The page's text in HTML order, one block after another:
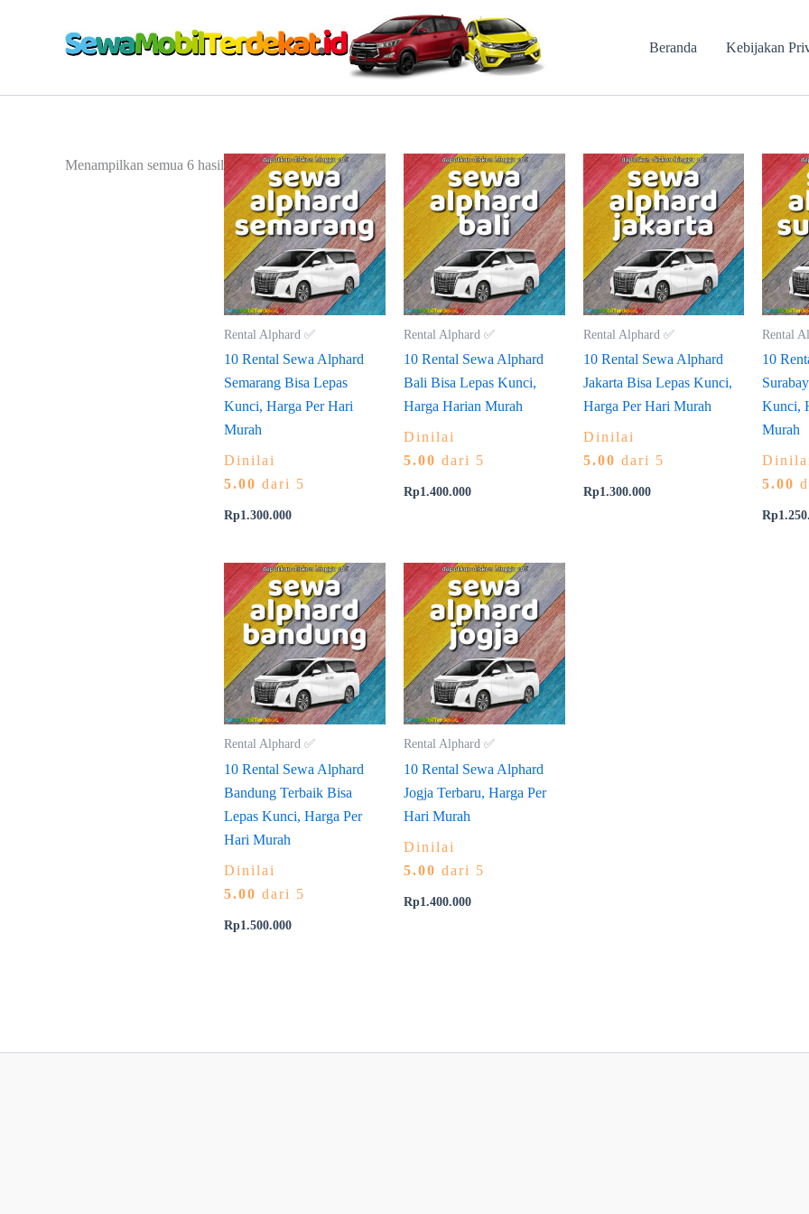
Beranda Kebijakan
Menampilkan semua 6 hasil Diurutkan
menurut
yang
terbaru
Rental Alphard ✅
10 Rental Sewa Alphard
Semarang Bisa Lepas
Kunci, Harga Per Hari
Murah
Dinilai
5.00 dari 5
Rp1.300.000
Rental Alphard ✅
10 Rental Sewa Alphard
Bali Bisa Lepas Kunci,
Harga Harian Murah
Dinilai
5.00 dari 5
Rp1.400.000
Rental Alphard ✅
10 Rental Sewa Alphard
Jakarta Bisa Lepas Kunci,
Harga Per Hari Murah
Dinilai
5.00 dari 5
Rp1.300.000
Rental
10
Kunci,
Murah
5.00
Rp
Rental Alphard ✅
10 Rental Sewa Alphard
Bandung Terbaik Bisa
Lepas Kunci, Harga Per
Hari Murah
Dinilai
5.00 dari 5
Rp1.500.000
Rental Alphard ✅
10 Rental Sewa Alphard
Jogja Terbaru, Harga Per
Hari Murah
Dinilai
5.00 dari 5
Rp1.400.000